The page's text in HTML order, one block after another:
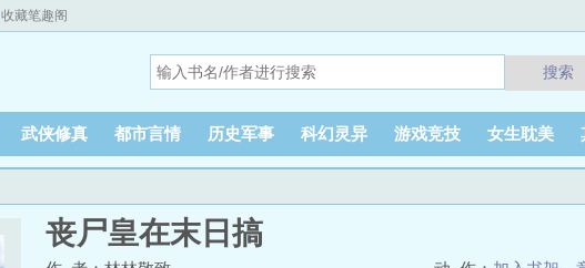
收藏笔趣阁
搜索
武侠修真 都市言情 历史军事 科幻灵异 游戏竞技 女生耽美
丧尸皇在末日搞